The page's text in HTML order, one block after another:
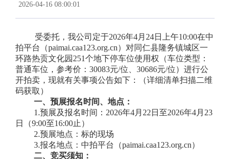
2026-04-16 08:00:01
受委托，我公司 定于2026年4月24日上午10:00在中
拍平台（paimai.caa123.org.cn）对同仁县隆务镇城区一
环路热贡文化园 251个地下停车位使用权（车位类型：
普通车位，参考价：30083元/位、30686元/位）进行公
开拍卖，现就有关事项公告如下：（详细清单扫描二维
码获取）
一、预展报名时间、地点：
1.预展及报名时间：2026年4月22日至2026年4月23
日（9:00至16:00止）
2.预展地点：标的现场
3.报名地点：中拍平台（paimai.caa123.org.cn）
二、竞买须知：